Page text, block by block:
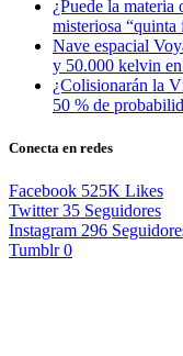
¿Puede la materia
misteriosa “quinta
Nave espacial
y 50.000 kelvin
¿Colisionarán la
50 % de
Conecta en redes
Facebook 525K Likes
Twitter 35 Seguidores
Instagram 296
Tumblr 0